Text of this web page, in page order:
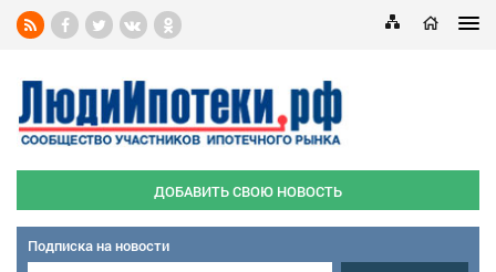
ДОБАВИТЬ СВОЮ НОВОСТЬ
Подписка на новости